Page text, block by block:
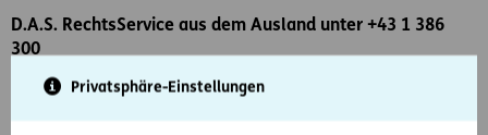
Privatsphäre-Einstellungen
D.A.S. RechtsService aus dem Ausland unter +43 1 386
300
Die Familie greift zum Telefon und kontaktiert das D.A.S.
RechtsService unter +43 1 386 300. Die Juristen raten, alles